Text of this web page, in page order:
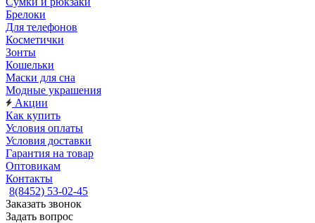
Брелоки
Для телефонов
Косметички
Зонты
Кошельки
Маски для сна
Модные украшения
Акции
Как купить
Условия оплаты
Условия доставки
Гарантия на товар
Оптовикам
Контакты
8(8452) 53-02-45
Заказать звонок
Задать вопрос